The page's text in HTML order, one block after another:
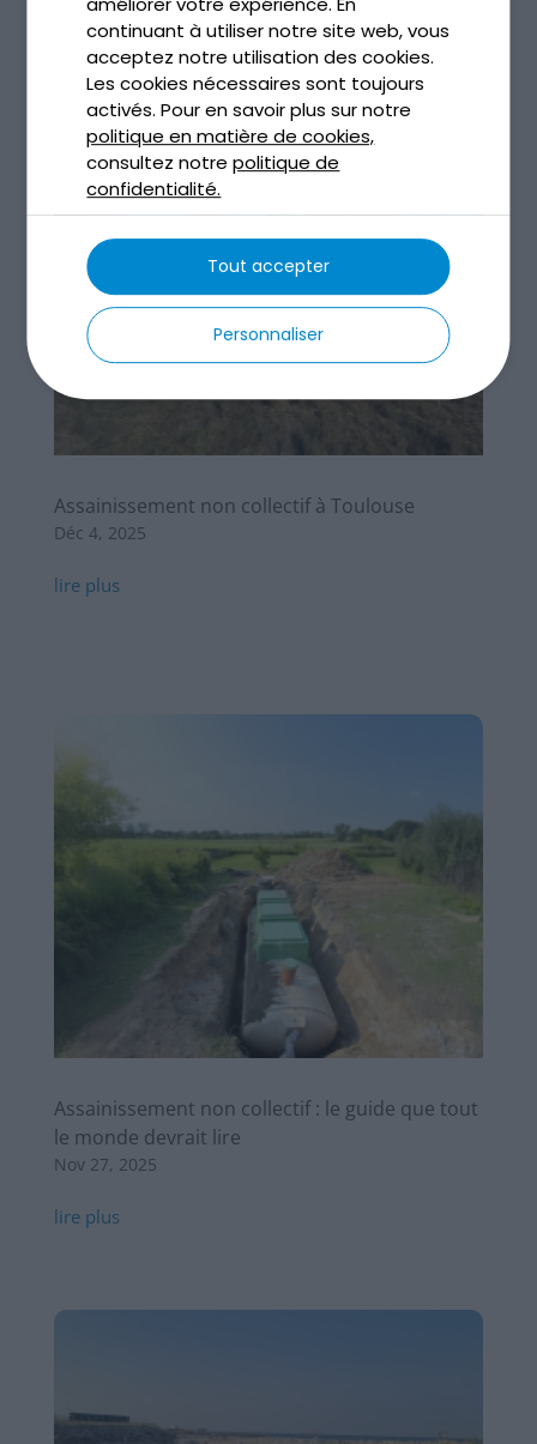
continuant à utiliser notre site web, vous
acceptez notre utilisation des cookies.
Les cookies nécessaires sont toujours
activés. Pour en savoir plus sur notre
politique en matière de cookies,
consultez notrepolitique de
confidentialité.
Personnaliser
Tout accepter
lire plus
Assainissement non collectif à Toulouse
Déc 4, 2025
lire plus
Assainissement non collectif : le guide que tout
le monde devrait lire
Nov 27, 2025
lire plus